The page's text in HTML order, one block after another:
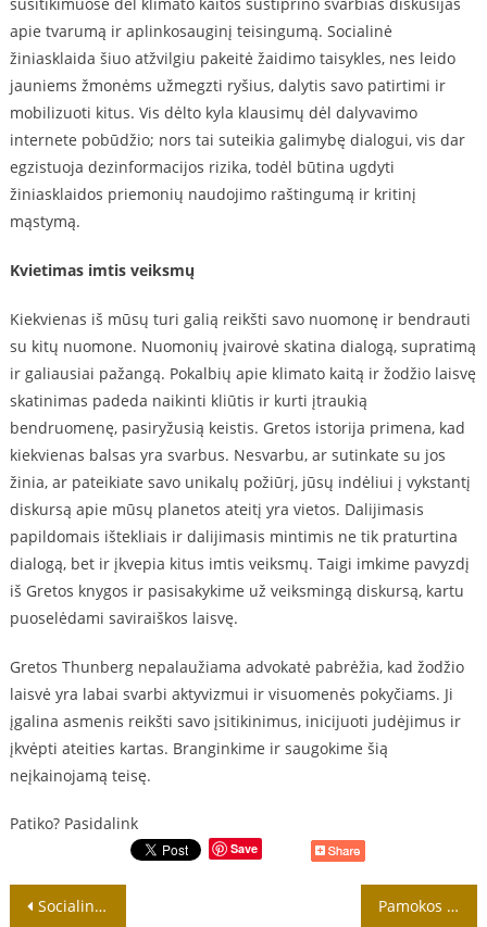
apie tvarumą ir aplinkosauginį teisingumą. Socialinė
žiniasklaida šiuo atžvilgiu pakeitė žaidimo taisykles, nes leido
jauniems žmonėms užmegzti ryšius, dalytis savo patirtimi ir
mobilizuoti kitus. Vis dėlto kyla klausimų dėl dalyvavimo
internete pobūdžio; nors tai suteikia galimybę dialogui, vis dar
egzistuoja dezinformacijos rizika, todėl būtina ugdyti
žiniasklaidos priemonių naudojimo raštingumą ir kritinį
mąstymą.
Kvietimas imtis veiksmų
Kiekvienas iš mūsų turi galią reikšti savo nuomonę ir bendrauti
su kitų nuomone. Nuomonių įvairovė skatina dialogą, supratimą
ir galiausiai pažangą. Pokalbių apie klimato kaitą ir žodžio laisvę
skatinimas padeda naikinti kliūtis ir kurti įtraukią
bendruomenę, pasiryžusią keistis. Gretos istorija primena, kad
kiekvienas balsas yra svarbus. Nesvarbu, ar sutinkate su jos
žinia, ar pateikiate savo unikalų požiūrį, jūsų indėliui į vykstantį
diskursą apie mūsų planetos ateitį yra vietos. Dalijimasis
papildomais ištekliais ir dalijimasis mintimis ne tik praturtina
dialogą, bet ir įkvepia kitus imtis veiksmų. Taigi imkime pavyzdį
iš Gretos knygos ir pasisakykime už veiksmingą diskursą, kartu
puoselėdami saviraiškos laisvę.
Gretos Thunberg nepalaužiama advokatė pabrėžia, kad žodžio
laisvė yra labai svarbi aktyvizmui ir visuomenės pokyčiams. Ji
įgalina asmenis reikšti savo įsitikinimus, inicijuoti judėjimus ir
įkvėpti ateities kartas. Branginkime ir saugokime šią
neįkainojamą teisę.
Patiko? Pasidalink
Save
Navigacija
Socialinio intelekto išlaisvinimas Pamokos apie genčių konfliktus ir grupių dinamiką